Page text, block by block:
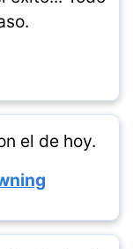
el de hoy.